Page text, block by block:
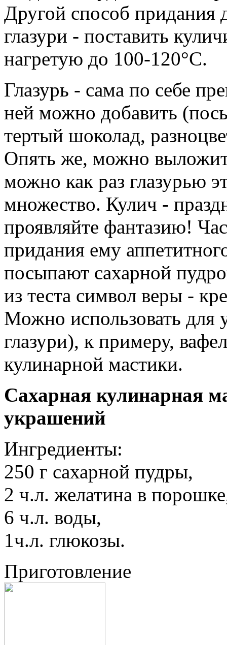
Другой способ придания
глазури - поставить
нагретую до 100-120°С.
Глазурь - сама по себе
ней можно добавить
тертый шоколад,
Опять же, можно
можно как раз глазурью
множество. Кулич -
проявляйте фантазию!
придания ему
посыпают сахарной
из теста символ веры -
Можно использовать для
глазури), к примеру,
кулинарной мастики.
Сахарная кулинарная
украшений
Ингредиенты:
250 г сахарной пудры,
2 ч.л. желатина в
6 ч.л. воды,
1ч.л. глюкозы.
Приготовление